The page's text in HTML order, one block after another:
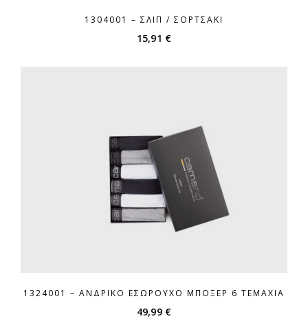
1304001 – ΣΛΙΠ / ΣΟΡΤΣΆΚΙ
15,91 €
1324001 – ΑΝΔΡΙΚΌ ΕΣΏΡΟΥΧΟ ΜΠΌΞΕΡ 6 ΤΕΜΆΧΙΑ
49,99 €